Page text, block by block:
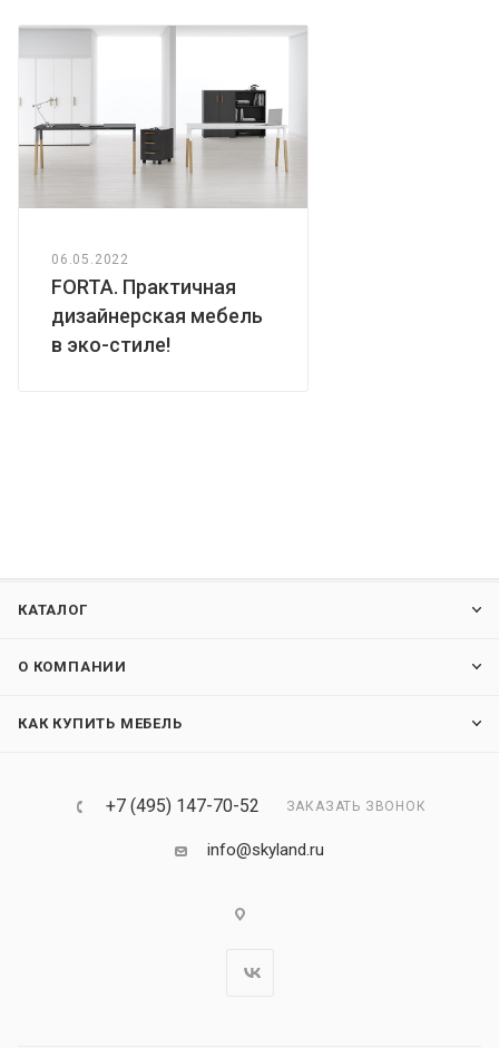
06.05.2022
FORTA. Практичная
дизайнерская мебель
в эко-стиле!
КАТАЛОГ
О КОМПАНИИ
КАК КУПИТЬ МЕБЕЛЬ
+7 (495) 147-70-52 ЗАКАЗАТЬ ЗВОНОК
info@skyland.ru